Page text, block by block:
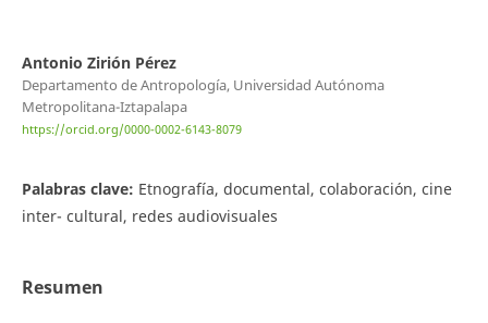
Antonio Zirión Pérez
Departamento de Antropología, Universidad Autónoma
Metropolitana-Iztapalapa
https://orcid.org/0000-0002-6143-8079
Palabras clave: Etnografía, documental, colaboración, cine
inter- cultural, redes audiovisuales
Resumen